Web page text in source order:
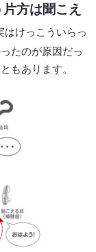
方は聞こえ
はけっこういらっ
たのが原因だっ
もあります。